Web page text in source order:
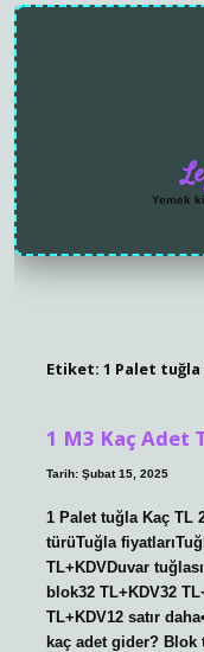
Yemek
Etiket: 1 Palet tuğla
1 M3 Kaç Adet
Tarih: Şubat 15, 2025
1 Palet tuğla Kaç TL
türüTuğla
TL+KDVDuvar
blok32 TL+KDV32
TL+KDV12 satır
kaç adet gider?